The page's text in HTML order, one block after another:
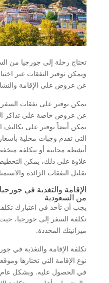
تحتاج رحلة إلى جورجيا من
ويمكن توفير النفقات عبر
عن عروض على الإقامة
يمكن توفير على نفقات
عن عروض خاصة على تذاكر
يمكن أيضاً توفير على تكاليف
التي تقدم وجبات محلية
أنشطة مجانية أو بتكلفة
علاوة على ذلك، يمكن
تقليل النفقات الزائدة
الإقامة والتغذية في
من السعودية
يجب أن تأخذ في اعتبارك
تكلفة السفر إلى جورجيا،
ميزانيتك المحددة.
تكلفة الإقامة والتغذية في
نوع الإقامة التي تختارها
في الحصول عليه. وبشكل عام،